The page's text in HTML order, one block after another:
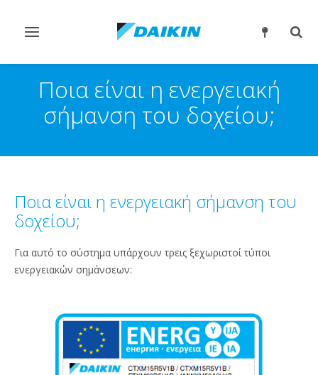
Εναλλαγή
πλοήγηση
Ποια είναι η ενεργειακή
σήμανση του δοχείου;
Ποια είναι η ενεργειακή σήμανση του
δοχείου;
Για αυτό το σύστημα υπάρχουν τρεις ξεχωριστοί τύποι
ενεργειακών σημάνσεων: